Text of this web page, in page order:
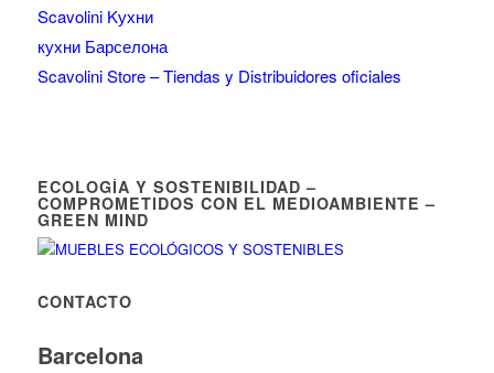
Scavolini Kухни
кухни Барселона
Scavolini Store – Tiendas y Distribuidores oficiales
ECOLOGÍA Y SOSTENIBILIDAD –
COMPROMETIDOS CON EL MEDIOAMBIENTE –
GREEN MIND
CONTACTO
Barcelona